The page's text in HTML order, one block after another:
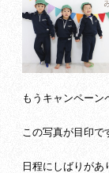
もうキャンペーン
この写真が目印で
日程にしばりがあ